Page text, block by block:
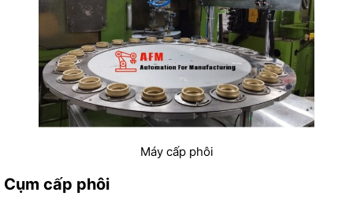
Máy cấp phôi
Cụm cấp phôi